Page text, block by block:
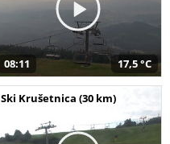
08:11 17,5 °C
Ski Krušetnica (30 km)